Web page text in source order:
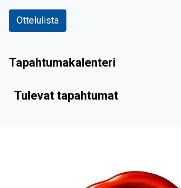
Ottelulista
Tapahtumakalenteri
Tulevat tapahtumat